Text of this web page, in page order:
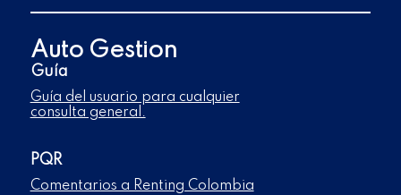
Auto Gestion
Guía
Guía del usuario para cualquier
consulta general.
PQR
Comentarios a Renting Colombia